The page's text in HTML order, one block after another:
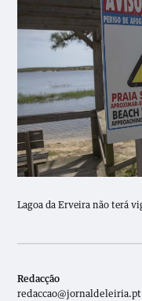
Lagoa da Erveira não terá
Redacção
redaccao@jornaldeleiria.pt